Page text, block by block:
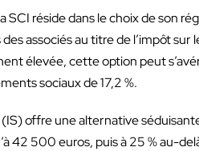
SCI réside dans le choix de
associés au titre de l’impôt
élevée, cette option peut
sociaux de 17,2 %.
(IS) offre une alternative
42 500 euros, puis à 25 % au-